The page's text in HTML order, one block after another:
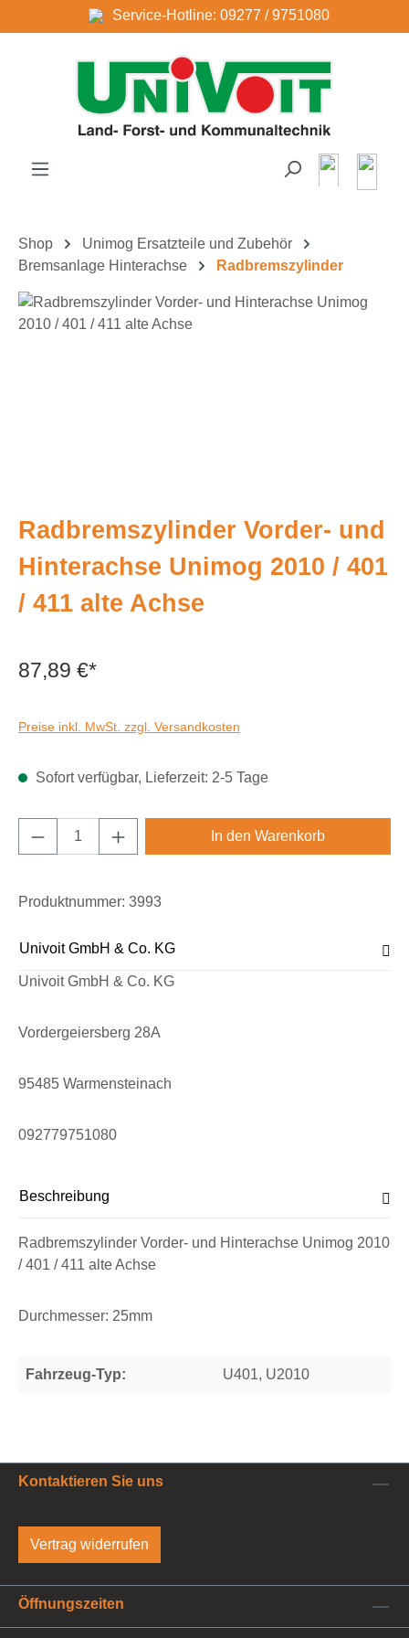
Zum Hauptinhalt springenService-Hotline: 09277 / 9751080
Shop
Unimog Ersatzteile und Zubehör
Bremsanlage Hinterachse
Radbremszylinder
Bildergalerie überspringen
Radbremszylinder Vorder- und
Hinterachse Unimog 2010 / 401
/ 411 alte Achse
87,89 €*
Preise inkl. MwSt. zzgl. Versandkosten
Sofort verfügbar, Lieferzeit: 2-5 Tage
Produkt Anzahl: Gib den gewünschten
In den Warenkorb
Produktnummer: 3993
Univoit GmbH & Co. KG
Univoit GmbH & Co. KG
Vordergeiersberg 28A
95485 Warmensteinach
092779751080
Beschreibung
Radbremszylinder Vorder- und Hinterachse Unimog 2010
/ 401 / 411 alte Achse
Durchmesser: 25mm
Fahrzeug-Typ: U401, U2010
Kontaktieren Sie uns
Vertrag widerrufen
Öffnungszeiten